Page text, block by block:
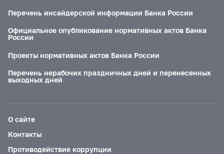
Перечень инсайдерской информации Банка России
Официальное опубликование нормативных актов Банка
России
Проекты нормативных актов Банка России
Перечень нерабочих праздничных дней и перенесенных
выходных дней
О сайте
Контакты
Противодействие коррупции